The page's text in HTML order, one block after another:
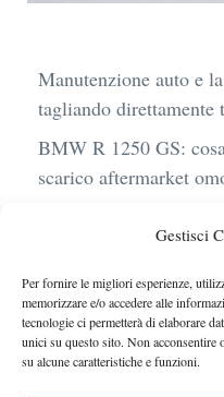
Gestisci
Per fornire le migliori esperienze,
memorizzare e/o accedere alle
tecnologie ci permetterà di elaborare
unici su questo sito. Non
su alcune caratteristiche e funzioni.
Manutenzione auto e
tagliando direttamente
BMW R 1250 GS:
scarico aftermarket
sostenibile, stile,
termine
Ufficiale l’arrivo degli
obbligatori in Italia